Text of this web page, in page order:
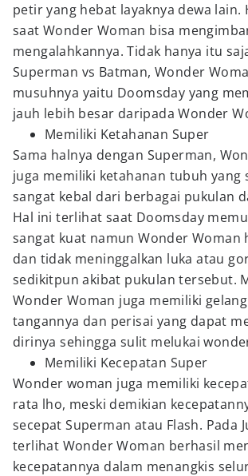
petir yang hebat layaknya dewa
saat Wonder Woman bisa
mengalahkannya. Tidak hanya itu
Superman vs Batman, Wonder
musuhnya yaitu Doomsday yang
jauh lebih besar daripada Wonder
Memiliki Ketahanan Super
Sama halnya dengan Superman,
juga memiliki ketahanan tubuh yang
sangat kebal dari berbagai pukulan
Hal ini terlihat saat Doomsday
sangat kuat namun Wonder Woman
dan tidak meninggalkan luka atau
sedikitpun akibat pukulan tersebut.
Wonder Woman juga memiliki
tangannya dan perisai yang dapat
dirinya sehingga sulit melukai
Memiliki Kecepatan Super
Wonder woman juga memiliki
rata lho, meski demikian
secepat Superman atau Flash. Pada
terlihat Wonder Woman berhasil
kecepatannya dalam menangkis